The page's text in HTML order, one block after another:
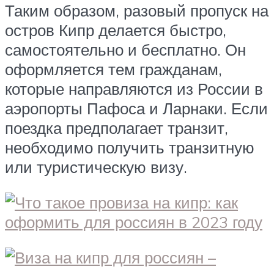
Таким образом, разовый пропуск на
остров Кипр делается быстро,
самостоятельно и бесплатно. Он
оформляется тем гражданам,
которые направляются из России в
аэропорты Пафоса и Ларнаки. Если
поездка предполагает транзит,
необходимо получить транзитную
или туристическую визу.